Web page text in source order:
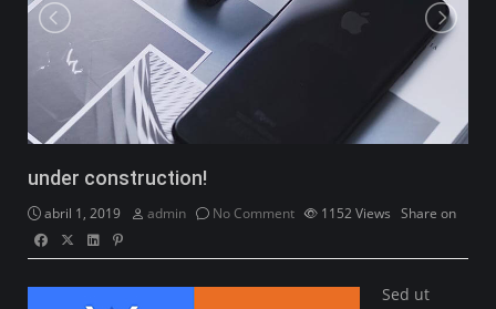
under construction!
abril 1, 2019 admin No Comment 1152Views Share on
Sed ut